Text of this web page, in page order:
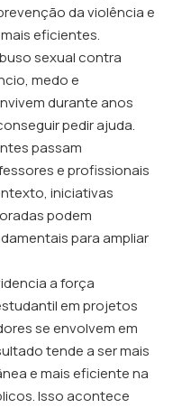
da violência e
eficientes.
sexual contra
medo e
durante anos
pedir ajuda.
passam
e profissionais
iniciativas
podem
para ampliar
a força
em projetos
se envolvem em
tende a ser mais
e mais eficiente na
Isso acontece